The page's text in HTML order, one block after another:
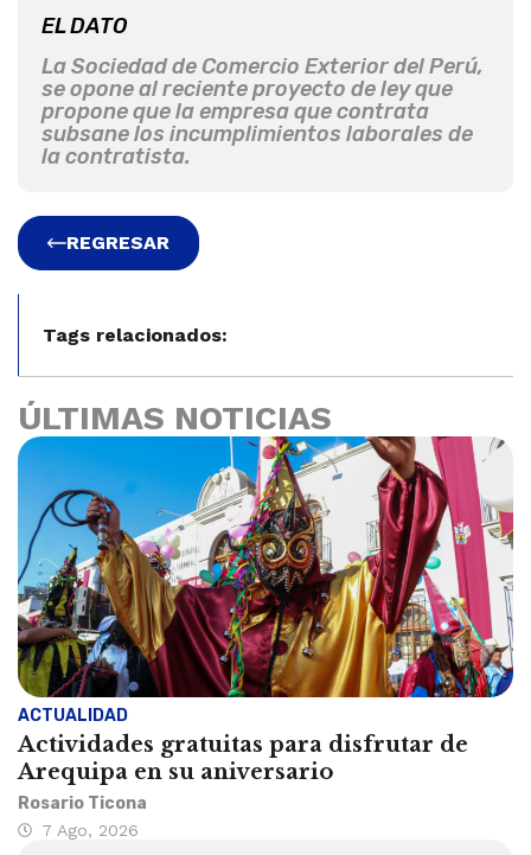
EL DATO
La Sociedad de Comercio Exterior del Perú,
se opone al reciente proyecto de ley que
propone que la empresa que contrata
subsane los incumplimientos laborales de
la contratista.
REGRESAR
Tags relacionados:
ÚLTIMAS NOTICIAS
ACTUALIDAD
Actividades gratuitas para disfrutar de
Arequipa en su aniversario
Rosario Ticona
7 Ago, 2026